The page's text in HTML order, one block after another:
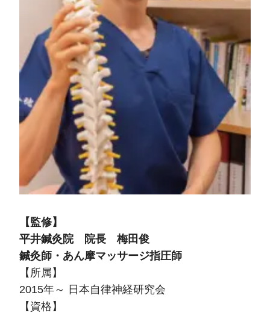
【監修】
平井鍼灸院 院長 梅田俊
鍼灸師・あん摩マッサージ指圧師
【所属】
2015年～ 日本自律神経研究会
【資格】